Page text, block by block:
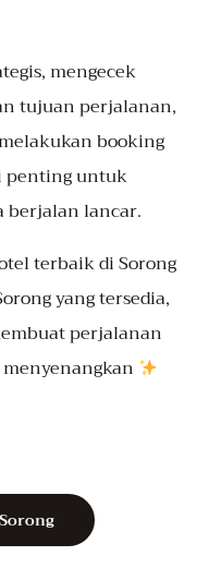
mengecek
tujuan perjalanan,
booking
penting untuk
berjalan lancar.
terbaik di Sorong
yang tersedia,
perjalanan